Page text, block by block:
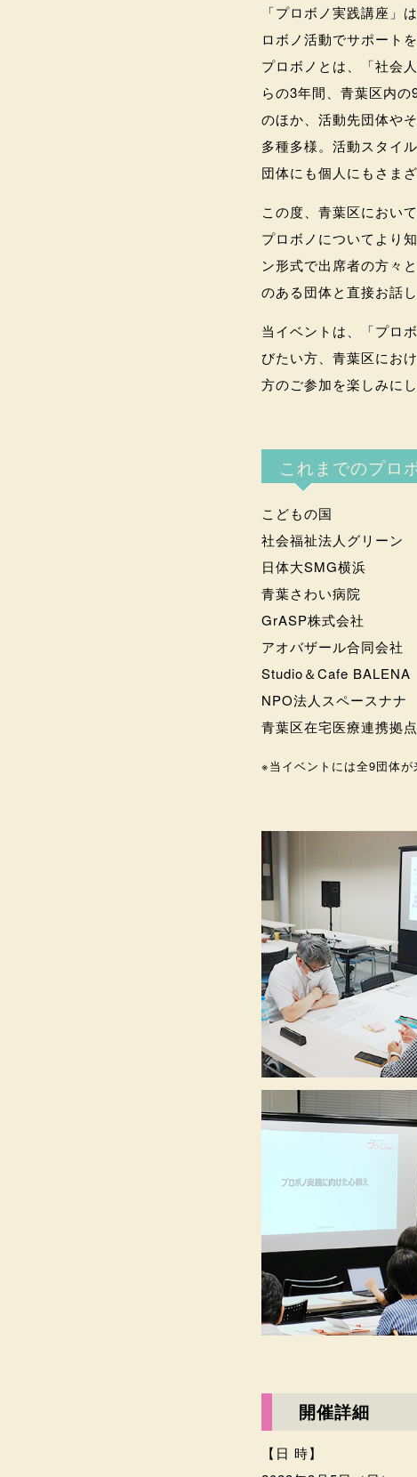
「プロボノ実践講座」
ロボノ活動でサポート
プロボノとは、「社会
らの3年間、青葉区内
のほか、活動先団体や
多種多様。活動スタイ
団体にも個人にもさま
この度、青葉区におい
プロボノについてより
ン形式で出席者の方々
のある団体と直接お話
当イベントは、「プロ
びたい方、青葉区にお
方のご参加を楽しみにし
これまでのプロ
こどもの国
社会福祉法人グリーン
日体大SMG横浜
青葉さわい病院
GrASP株式会社
アオバザール合同会社
Studio＆Cafe BALENA
NPO法人スペースナナ
青葉区在宅医療連携拠点
※当イベントには全9団体が
開催詳細
【日 時】